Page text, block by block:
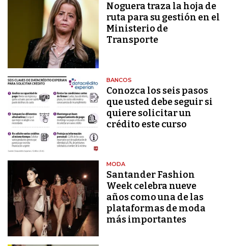
Noguera traza la hoja de
ruta para su gestión en el
Ministerio de
Transporte
BANCOS
Conozca los seis pasos
que usted debe seguir si
quiere solicitar un
crédito este curso
MODA
Santander Fashion
Week celebra nueve
años como una de las
plataformas de moda
más importantes